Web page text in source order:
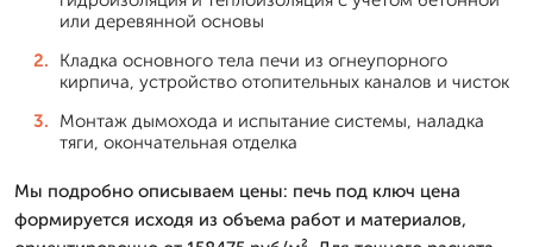
или деревянной основы
Кладка основного тела печи из огнеупорного
кирпича, устройство отопительных каналов и чисток
Монтаж дымохода и испытание системы, наладка
тяги, окончательная отделка
Мы подробно описываем цены: печь под ключ цена
формируется исходя из объема работ и материалов,